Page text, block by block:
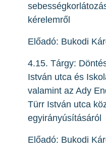
kérelemről
Előadó: Bukodi
4.15. Tárgy:
István utca és
valamint az Ady
Türr István utca
egyirányúsításáról
Előadó: Bukodi